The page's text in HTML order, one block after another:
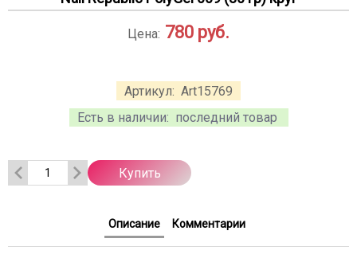
Артикул: Art15769
Есть в наличии: последний товар
Цена: 780 руб.
Купить
Описание Комментарии